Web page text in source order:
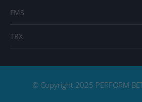
FMS
TRX
© Copyright 2025 PERFORM